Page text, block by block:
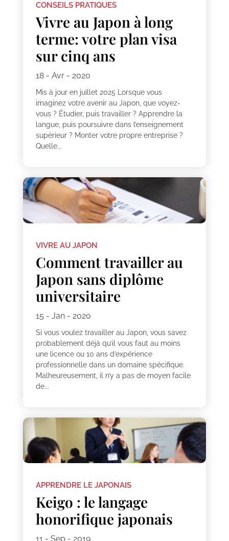
CONSEILS PRATIQUES
Vivre au Japon à long
terme: votre plan visa
sur cinq ans
18 - Avr - 2020
Mis à jour en juillet 2025 Lorsque vous
imaginez votre avenir au Japon, que voyez-
vous ? Étudier, puis travailler ? Apprendre la
langue, puis poursuivre dans l’enseignement
supérieur ? Monter votre propre entreprise ?
Quelle...
VIVRE AU JAPON
Comment travailler au
Japon sans diplôme
universitaire
15 - Jan - 2020
Si vous voulez travailler au Japon, vous savez
probablement déjà qu’il vous faut au moins
une licence ou 10 ans d’expérience
professionnelle dans un domaine spécifique.
Malheureusement, il n’y a pas de moyen facile
de...
APPRENDRE LE JAPONAIS
Keigo : le langage
honorifique japonais
11 - Sep - 2019